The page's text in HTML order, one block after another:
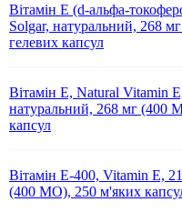
Вітамін Е (d-альфа-
Solgar, натуральний, 268
гелевих капсул
Вітамін Е, Natural Vitamin
натуральний, 268 мг (400
капсул
Вітамін Е-400, Vitamin E,
(400 МО), 250 м'яких